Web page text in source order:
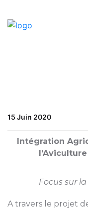
15 Juin 2020
Intégration
Focus sur
A travers le projet